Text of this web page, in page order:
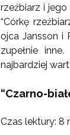
rzeźbiarz i
“Córkę
ojca Jansson i
zupełnie
najbardziej
“Czarno-
Czas lektury: 8